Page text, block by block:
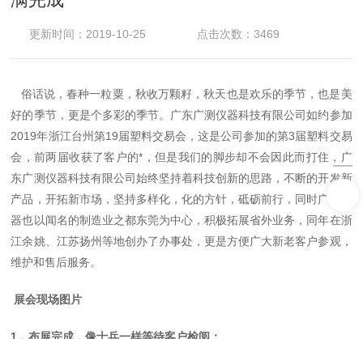
更新时间：2019-10-25 点击次数：3469
俗话说，春种一粒粟，秋收万颗籽，秋天也是欢乐的季节，也是美
好的季节，更是个多彩的季节。广东广测仪器科技有限公司如约参加
2019年浙江台州第19届塑料交易会，这是公司参加的第3届塑料交易
会，前两届收获了客户的*，但是我们的脚步却不会因此而打住，广
东广测仪器科技有限公司始终坚持着科技创新的思路，不断的开发新
产品，开拓新市场，坚持多样化，化的方针，砥砺前行，同时广测仪
器也以闻名的制造业之都东莞为中心，积极拓展省外业务，同年在浙
江余姚、江苏扬州等地创办了办事处，更是方便广大新老客户参观，
维护和售后服务。
展会现场图片